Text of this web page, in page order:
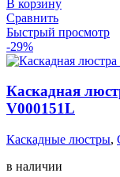
200,00 ₽.
В корзину
Сравнить
Быстрый просмотр
-29%
Каскадная
V000151L
Каскадные люстры,
в наличии